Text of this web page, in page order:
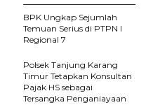
BPK Ungkap Sejumlah
Temuan Serius di PTPN I
Regional 7
Polsek Tanjung Karang
Timur Tetapkan Konsultan
Pajak HS sebagai
Tersangka Penganiayaan